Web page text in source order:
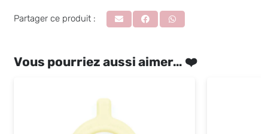
Partager ce produit :
Vous pourriez aussi aimer… ❤️